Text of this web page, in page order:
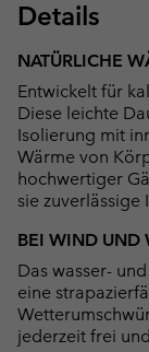
Details
NATÜRLICHE
Entwickelt für
Diese leichte
Isolierung mit
Wärme von
hochwertiger
sie zuverlässige
BEI WIND UND
Das wasser-
eine
jederzeit frei